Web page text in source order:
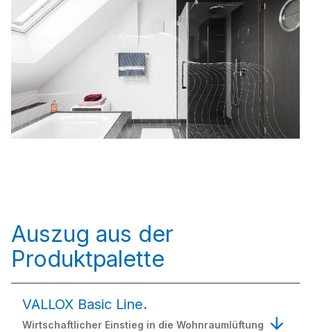
Auszug aus der
Produktpalette
VALLOX Basic Line.
Wirtschaftlicher Einstieg in die Wohnraumlüftung